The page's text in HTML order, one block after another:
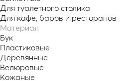
Для туалетного столика
Для кафе, баров и ресторанов
Материал
Бук
Пластиковые
Деревянные
Велюровые
Кожаные